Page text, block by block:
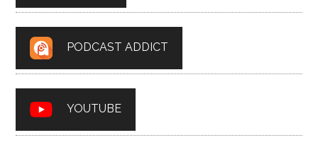
PODCAST ADDICT
YOUTUBE